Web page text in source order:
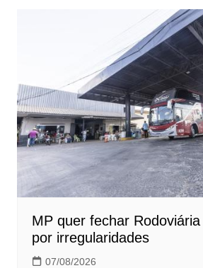
MP quer fechar
por irregularidades
07/08/2026